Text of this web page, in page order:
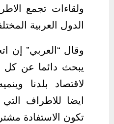
ولقاءات تجمع
الدول العربية
وقال “العربي” إن
يبحث دائما عن
لاقتصاد بلدنا
ايضا للاطراف
تكون الاستفادة